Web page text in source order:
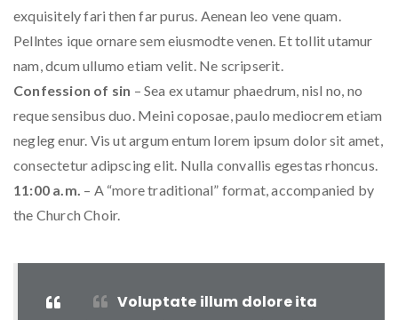
exquisitely fari then far purus. Aenean leo vene quam.
Pellntes ique ornare sem eiusmodte venen. Et tollit utamur
nam, dcum ullumo etiam velit. Ne scripserit.
Confession of sin – Sea ex utamur phaedrum, nisl no, no
reque sensibus duo. Meini coposae, paulo mediocrem etiam
negleg enur. Vis ut argum entum lorem ipsum dolor sit amet,
consectetur adipscing elit. Nulla convallis egestas rhoncus.
11:00 a.m. – A “more traditional” format, accompanied by
the Church Choir.
Voluptate illum dolore ita